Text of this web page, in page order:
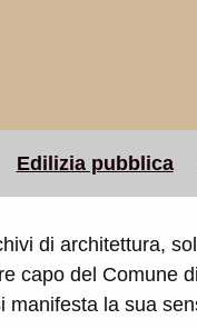
Edilizia pubblica
di architettura,
capo del Comune
la sua